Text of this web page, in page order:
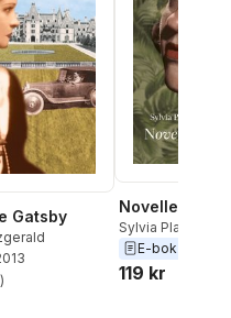
Gatsby
Totalt antal röster:
)
Noveller
Sylvia Plath
E-bok
119 kr